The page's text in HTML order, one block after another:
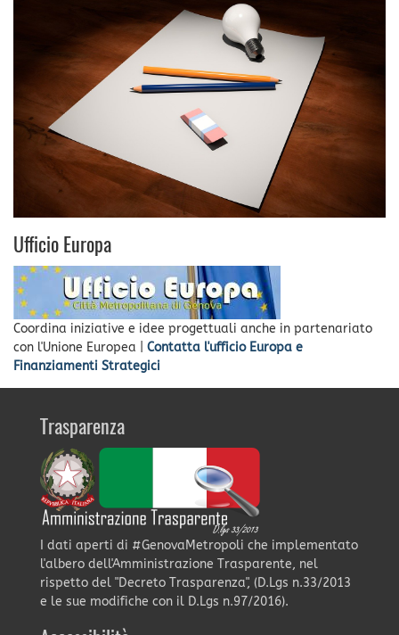
Ufficio Europa
Coordina iniziative e idee progettuali anche in partenariato
con l'Unione Europea | Contatta l'ufficio Europa e
Finanziamenti Strategici
Trasparenza
I dati aperti di #GenovaMetropoli che implementato
l'albero dell'Amministrazione Trasparente, nel
rispetto del "Decreto Trasparenza", (D.Lgs n.33/2013
e le sue modifiche con il D.Lgs n.97/2016).